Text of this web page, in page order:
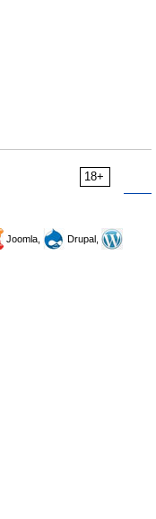
18+
Joomla,
Drupal,